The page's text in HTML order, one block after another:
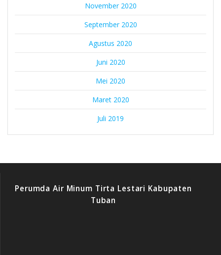
November 2020
September 2020
Agustus 2020
Juni 2020
Mei 2020
Maret 2020
Juli 2019
Perumda Air Minum Tirta Lestari Kabupaten
Tuban